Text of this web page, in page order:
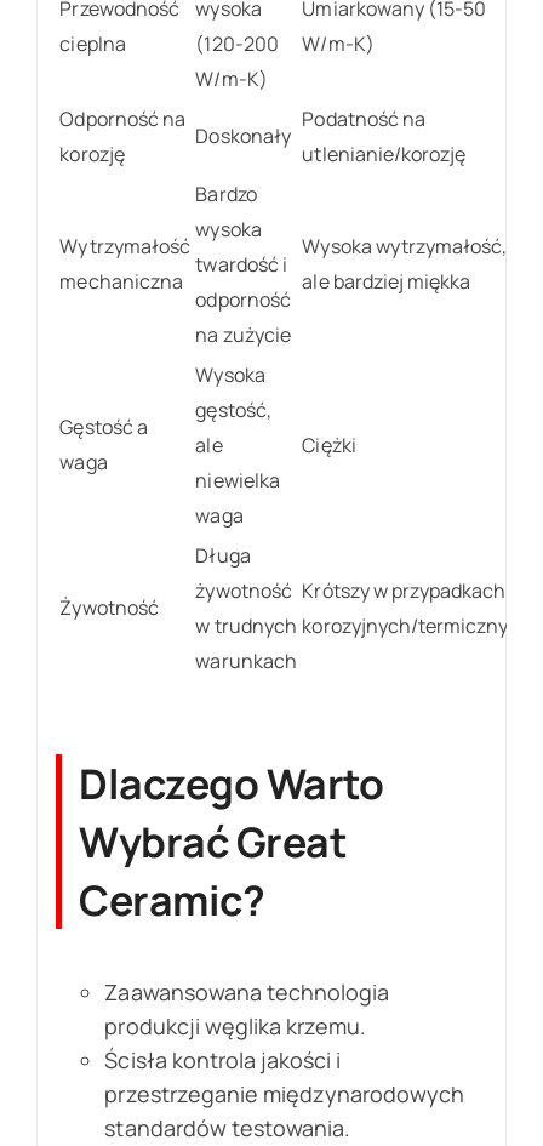
Przewodność
cieplna
wysoka
(120-200
W/m-K)
Umiarkowany (15-50
W/m-K)
Odporność na
korozję
Doskonały
Podatność na
utlenianie/korozję
Wytrzymałość
mechaniczna
Bardzo
wysoka
twardość i
odporność
na zużycie
Wysoka wytrzymałość,
ale bardziej miękka
Gęstość a
waga
Wysoka
gęstość,
ale
niewielka
waga
Ciężki
Żywotność
Długa
żywotność
w trudnych
warunkach
Krótszy w przypadkach
korozyjnych/termicznych
Dlaczego Warto
Wybrać Great
Ceramic?
Zaawansowana technologia
produkcji węglika krzemu.
Ścisła kontrola jakości i
przestrzeganie międzynarodowych
standardów testowania.